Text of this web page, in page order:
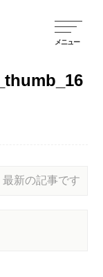
最新の記事です